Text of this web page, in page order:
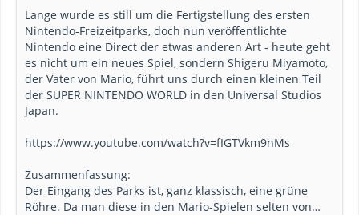
Lange wurde es still um die Fertigstellung des ersten
Nintendo-Freizeitparks, doch nun veröffentlichte
Nintendo eine Direct der etwas anderen Art - heute geht
es nicht um ein neues Spiel, sondern Shigeru Miyamoto,
der Vater von Mario, führt uns durch einen kleinen Teil
der SUPER NINTENDO WORLD in den Universal Studios
Japan.
https://www.youtube.com/watch?v=fIGTVkm9nMs
Zusammenfassung:
Der Eingang des Parks ist, ganz klassisch, eine grüne
Röhre. Da man diese in den Mario-Spielen selten von…